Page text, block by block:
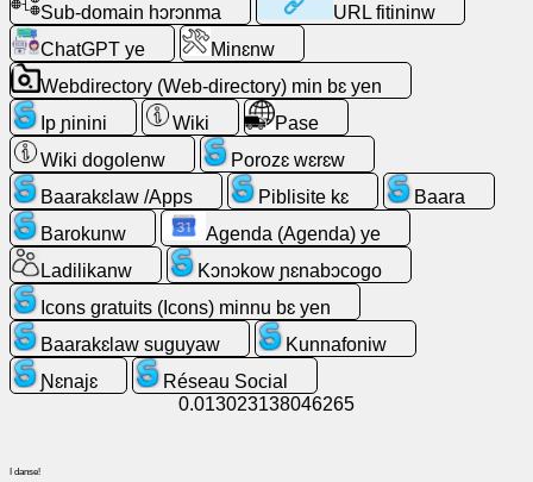
Tulonkɛw
Aw
ye
ɲinini
kɛ
ɛntɛrinɛti
kan
Email
/
Webmail
fu
Sub-domain hɔrɔnma
URL fitininw
ChatGPT ye
Minɛnw
Webdirectory (Web-directory) min bɛ yen
Ip ɲinini
Wiki
Pase
Wiki dogolenw
Porozɛ wɛrɛw
Baarakɛlaw /Apps
Piblisite kɛ
Baara
Barokunw
Agenda (Agenda) ye
Ladilikanw
Kɔnɔkow ɲɛnabɔcogo
Icons gratuits (Icons) minnu bɛ yen
Baarakɛlaw suguyaw
Kunnafoniw
Ɲɛnajɛ
Réseau Social
0.013023138046265
I danse!